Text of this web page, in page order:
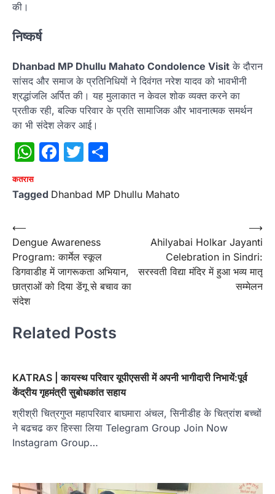
की।
निष्कर्ष
Dhanbad MP Dhullu Mahato Condolence Visit के दौरान
सांसद और समाज के प्रतिनिधियों ने दिवंगत नरेश यादव को भावभीनी
श्रद्धांजलि अर्पित की। यह मुलाकात न केवल शोक व्यक्त करने का
प्रतीक रही, बल्कि परिवार के प्रति सामाजिक और भावनात्मक समर्थन
का भी संदेश लेकर आई।
WhatsApp
Facebook
Twitter
कतरास
Tagged Dhanbad MP Dhullu Mahato
Post
navigation
⟵
Dengue Awareness
Program: कार्मेल स्कूल
डिगवाडीह में जागरूकता अभियान,
छात्राओं को दिया डेंगू से बचाव का
संदेश
Ahilyabai Holkar Jayanti
Celebration in Sindri:
सरस्वती विद्या मंदिर में हुआ भव्य मातृ
सम्मेलन
⟶
Related Posts
KATRAS | कायस्थ परिवार यूपीएससी में अपनी भागीदारी निभायें:पूर्व
केंद्रीय गृहमंत्री सुबोधकांत सहाय
श्रीश्री चित्रगुप्त महापरिवार बाघमारा अंचल, सिनीडीह के चित्रांश बच्चों
ने बढचढ कर हिस्सा लिया Telegram Group Join Now
Instagram Group…